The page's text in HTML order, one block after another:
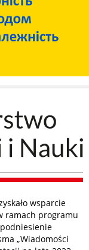
wsparcie
ramach programu
„Wiadomości